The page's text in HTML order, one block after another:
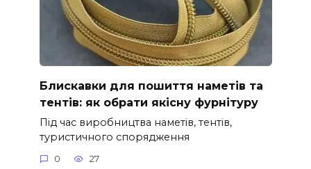
Блискавки для пошиття наметів та
тентів: як обрати якісну фурнітуру
Під час виробництва наметів, тентів,
туристичного спорядження
0 27